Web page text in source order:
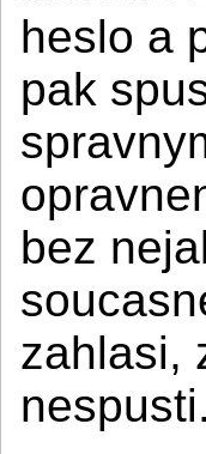
heslo a
pak
bez
zahlasi,